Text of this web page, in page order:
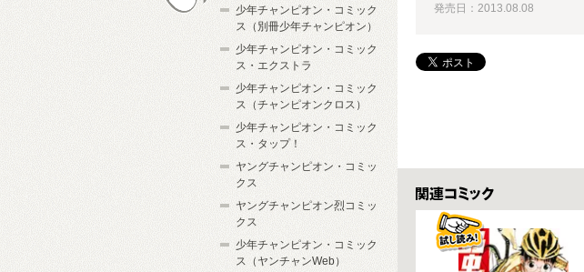
発売日：2013.08.08
関連コミックス
少年チャンピオン・コミック
ス（別冊少年チャンピオン）
少年チャンピオン・コミック
ス・エクストラ
少年チャンピオン・コミック
ス（チャンピオンクロス）
少年チャンピオン・コミック
ス・タップ！
ヤングチャンピオン・コミッ
クス
ヤングチャンピオン烈コミッ
クス
少年チャンピオン・コミック
ス（ヤンチャンWeb）